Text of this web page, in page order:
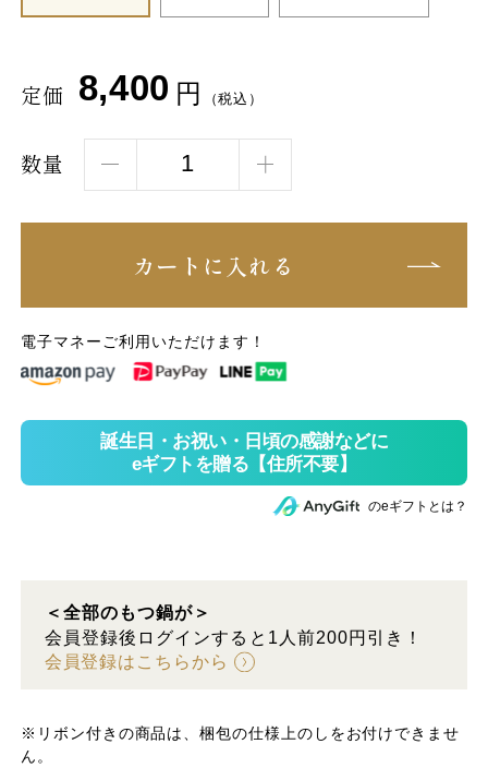
定価 8,400 円 （税込）
数量
カートに入れる
電子マネーご利用いただけます！
のeギフトとは？
＜全部のもつ鍋が＞
会員登録後ログインすると1人前200円引き！
会員登録はこちらから
※リボン付きの商品は、梱包の仕様上のしをお付けできませ
ん。